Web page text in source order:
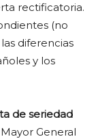
rectificatoria.
(no
diferencias
y los
de seriedad
General